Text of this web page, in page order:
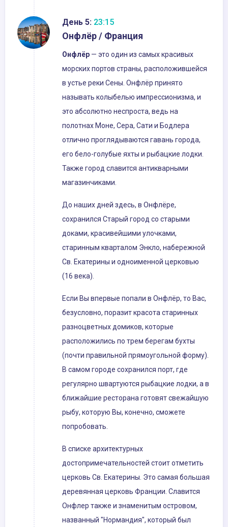
День 5: 23:15
Онфлёр / Франция
Онфлёр — это один из самых красивых
морских портов страны, расположившейся
в устье реки Сены. Онфлёр принято
называть колыбелью импрессионизма, и
это абсолютно неспроста, ведь на
полотнах Моне, Сера, Сати и Бодлера
отлично проглядываются гавань города,
его бело-голубые яхты и рыбацкие лодки.
Также город славится антикварными
магазинчиками.
До наших дней здесь, в Онфлёре,
сохранился Старый город со старыми
доками, красивейшими улочками,
старинным кварталом Энкло, набережной
Св. Екатерины и одноименной церковью
(16 века).
Если Вы впервые попали в Онфлёр, то Вас,
безусловно, поразит красота старинных
разноцветных домиков, которые
расположились по трем берегам бухты
(почти правильной прямоугольной форму).
В самом городе сохранился порт, где
регулярно швартуются рыбацкие лодки, а в
ближайшие ресторана готовят свежайшую
рыбу, которую Вы, конечно, сможете
попробовать.
В списке архитектурных
достопримечательностей стоит отметить
церковь Св. Екатерины. Это самая большая
деревянная церковь Франции. Славится
Онфлер также и знаменитым островом,
названный "Нормандия", который был